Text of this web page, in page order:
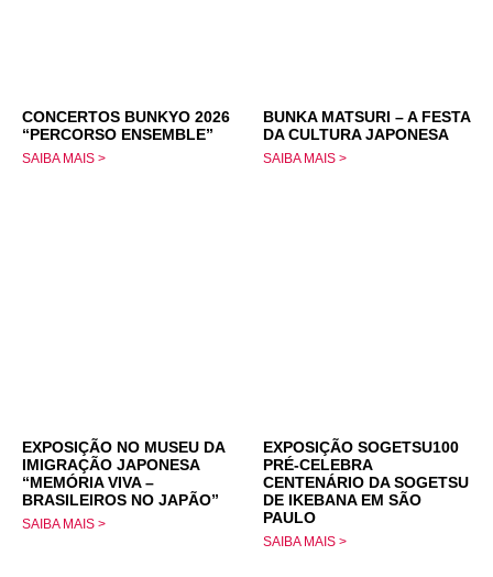
CONCERTOS BUNKYO 2026
“PERCORSO ENSEMBLE”
SAIBA MAIS >
BUNKA MATSURI – A FESTA
DA CULTURA JAPONESA
SAIBA MAIS >
EXPOSIÇÃO NO MUSEU DA
IMIGRAÇÃO JAPONESA
“MEMÓRIA VIVA –
BRASILEIROS NO JAPÃO”
SAIBA MAIS >
EXPOSIÇÃO SOGETSU100
PRÉ-CELEBRA
CENTENÁRIO DA SOGETSU
DE IKEBANA EM SÃO
PAULO
SAIBA MAIS >